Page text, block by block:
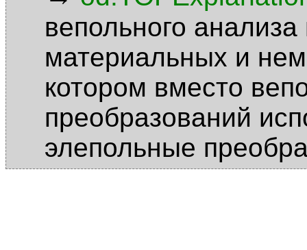
вепольного
материальных и
котором вместо
преобразований
элепольные